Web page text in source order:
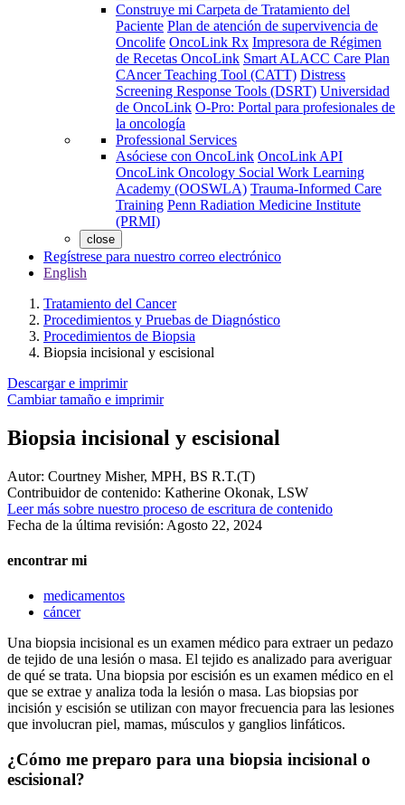
Construye mi Carpeta de Tratamiento del
Paciente Plan de atención de supervivencia de
Oncolife OncoLink Rx Impresora de Régimen
de Recetas OncoLink Smart ALACC Care Plan
CAncer Teaching Tool (CATT) Distress
Screening Response Tools (DSRT) Universidad
de OncoLink O-Pro: Portal para profesionales de
la oncología
Professional Services
Asóciese con OncoLink OncoLink API
OncoLink Oncology Social Work Learning
Academy (OOSWLA) Trauma-Informed Care
Training Penn Radiation Medicine Institute
(PRMI)
close
Regístrese para nuestro correo electrónico
English
Tratamiento del Cancer
Procedimientos y Pruebas de Diagnóstico
Procedimientos de Biopsia
Biopsia incisional y escisional
Descargar e imprimir
Cambiar tamaño e imprimir
Biopsia incisional y escisional
Autor: Courtney Misher, MPH, BS R.T.(T)
Contribuidor de contenido: Katherine Okonak, LSW
Leer más sobre nuestro proceso de escritura de contenido
Fecha de la última revisión: Agosto 22, 2024
encontrar mi
medicamentos
cáncer
Una biopsia incisional es un examen médico para extraer un pedazo
de tejido de una lesión o masa. El tejido es analizado para averiguar
de qué se trata. Una biopsia por escisión es un examen médico en el
que se extrae y analiza toda la lesión o masa. Las biopsias por
incisión y escisión se utilizan con mayor frecuencia para las lesiones
que involucran piel, mamas, músculos y ganglios linfáticos.
¿Cómo me preparo para una biopsia incisional o
escisional?